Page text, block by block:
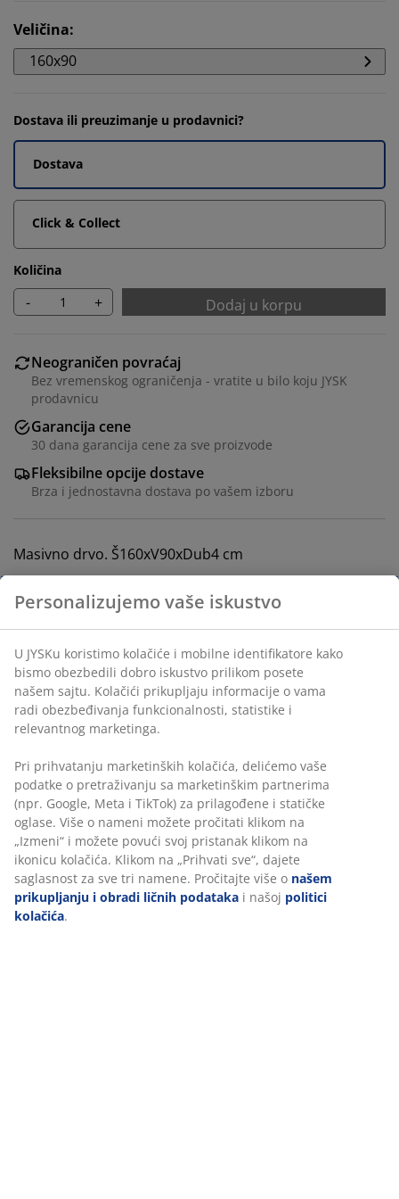
Veličina:
160x90
Dostava ili preuzimanje u prodavnici?
Dostava
Click & Collect
Količina
- + Dodaj u korpu
Neograničen povraćaj
Bez vremenskog ograničenja - vratite u bilo koju JYSK
prodavnicu
Garancija cene
30 dana garancija cene za sve proizvode
Fleksibilne opcije dostave
Brza i jednostavna dostava po vašem izboru
Masivno drvo. Š160xV90xDub4 cm
Šifra artikla: 3690349
Uputstvo za montažu
Tehnički podaci
Recenzije
( 63)
Dostava
Personalizujemo vaše iskustvo
U JYSKu koristimo kolačiće i mobilne identifikatore kako
bismo obezbedili dobro iskustvo prilikom posete
našem sajtu. Kolačići prikupljaju informacije o vama
radi obezbeđivanja funkcionalnosti, statistike i
relevantnog marketinga.
Pri prihvatanju marketinških kolačića, delićemo vaše
podatke o pretraživanju sa marketinškim partnerima
(npr. Google, Meta i TikTok) za prilagođene i statičke
oglase. Više o nameni možete pročitati klikom na
„Izmeni“ i možete povući svoj pristanak klikom na
ikonicu kolačića. Klikom na „Prihvati sve“, dajete
saglasnost za sve tri namene. Pročitajte više o našem
prikupljanju i obradi ličnih podataka i našoj politici
kolačića.